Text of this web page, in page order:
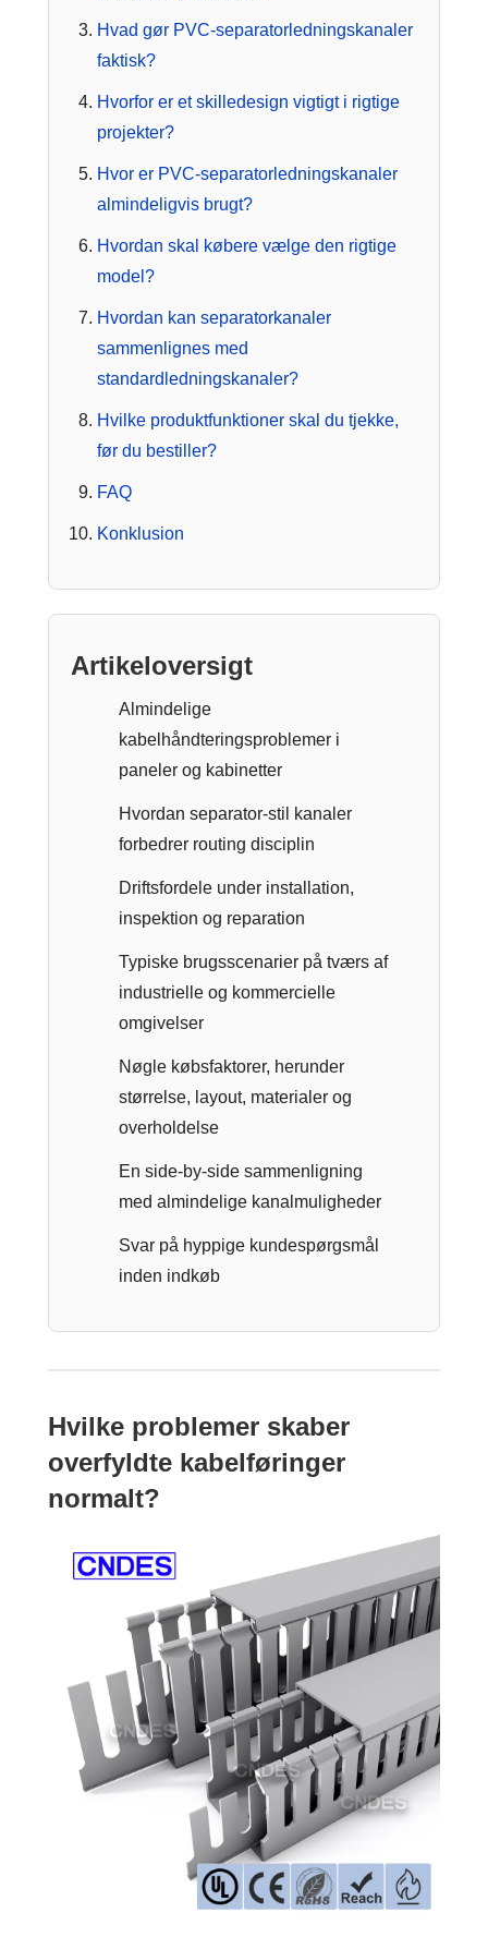
Hvad gør PVC-separatorledningskanaler
faktisk?
Hvorfor er et skilledesign vigtigt i rigtige
projekter?
Hvor er PVC-separatorledningskanaler
almindeligvis brugt?
Hvordan skal købere vælge den rigtige
model?
Hvordan kan separatorkanaler
sammenlignes med
standardledningskanaler?
Hvilke produktfunktioner skal du tjekke,
før du bestiller?
FAQ
Konklusion
Artikeloversigt
Almindelige
kabelhåndteringsproblemer i
paneler og kabinetter
Hvordan separator-stil kanaler
forbedrer routing disciplin
Driftsfordele under installation,
inspektion og reparation
Typiske brugsscenarier på tværs af
industrielle og kommercielle
omgivelser
Nøgle købsfaktorer, herunder
størrelse, layout, materialer og
overholdelse
En side-by-side sammenligning
med almindelige kanalmuligheder
Svar på hyppige kundespørgsmål
inden indkøb
Hvilke problemer skaber
overfyldte kabelføringer
normalt?